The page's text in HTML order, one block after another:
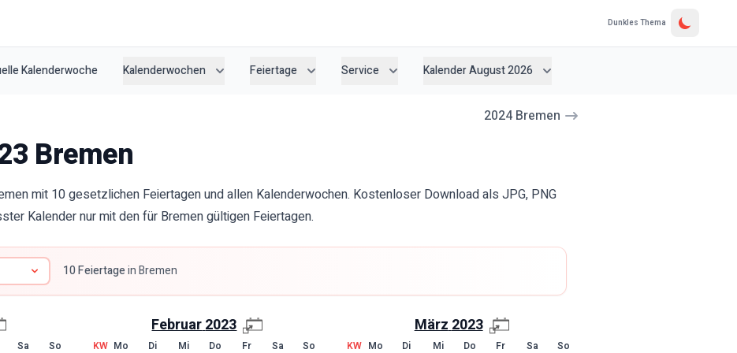
Dunkles Thema
Kalenderwoche Kalenderwochen Feiertage Service Kalender August 2026
2024 Bremen
Bremen
mit 10 gesetzlichen Feiertagen und allen Kalenderwochen. Kostenloser Download als JPG, PNG
Kalender nur mit den für Bremen gültigen Feiertagen.
10FeiertageinBremen
Sa So
Februar2023
KW Mo Di Mi Do Fr Sa So
März2023
KW Mo Di Mi Do Fr Sa So